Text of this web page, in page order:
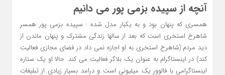
آنچه از سپیده بزمی پور می دانیم
همسری که پنهان بود و به یکبار مدل شده : سپیده بزمی پور همسر
شاهرخ استخری است که بعد از سالها زندگی مشترک و پنهان ماندن از
دید مردم (شاهرخ استخری به او اجازه نمی داد در فضای مجازی فعالیت
کند) در اینستاگرام به عنوان یک بلاگر فعالیت می کند. حالا او یک ستاره
اینستاگرامی با فالوور یک میلیونی است و درامد بسیار زیادی از تبلیغات